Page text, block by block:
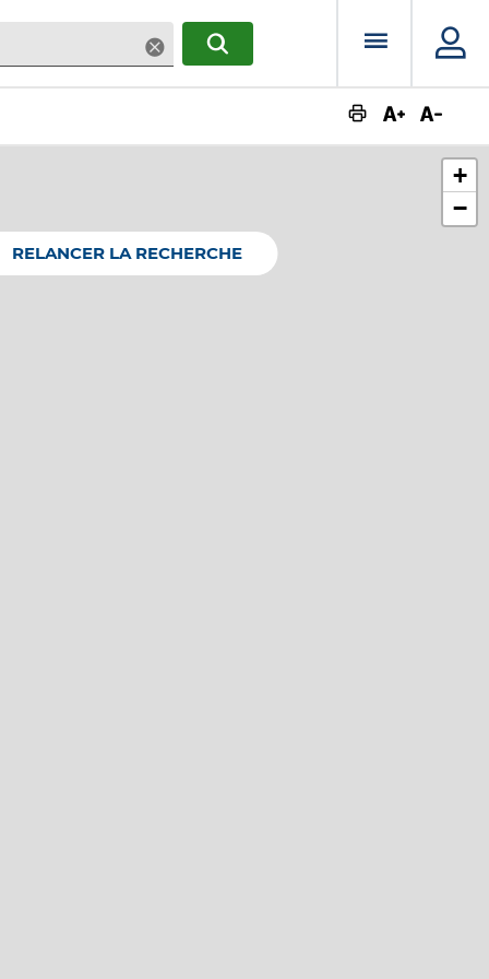
SupprimerRECHERCHERMenu
+
−
RELANCER LA RECHERCHE